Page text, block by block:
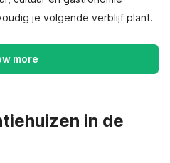
je volgende verblijf plant.
more
in de